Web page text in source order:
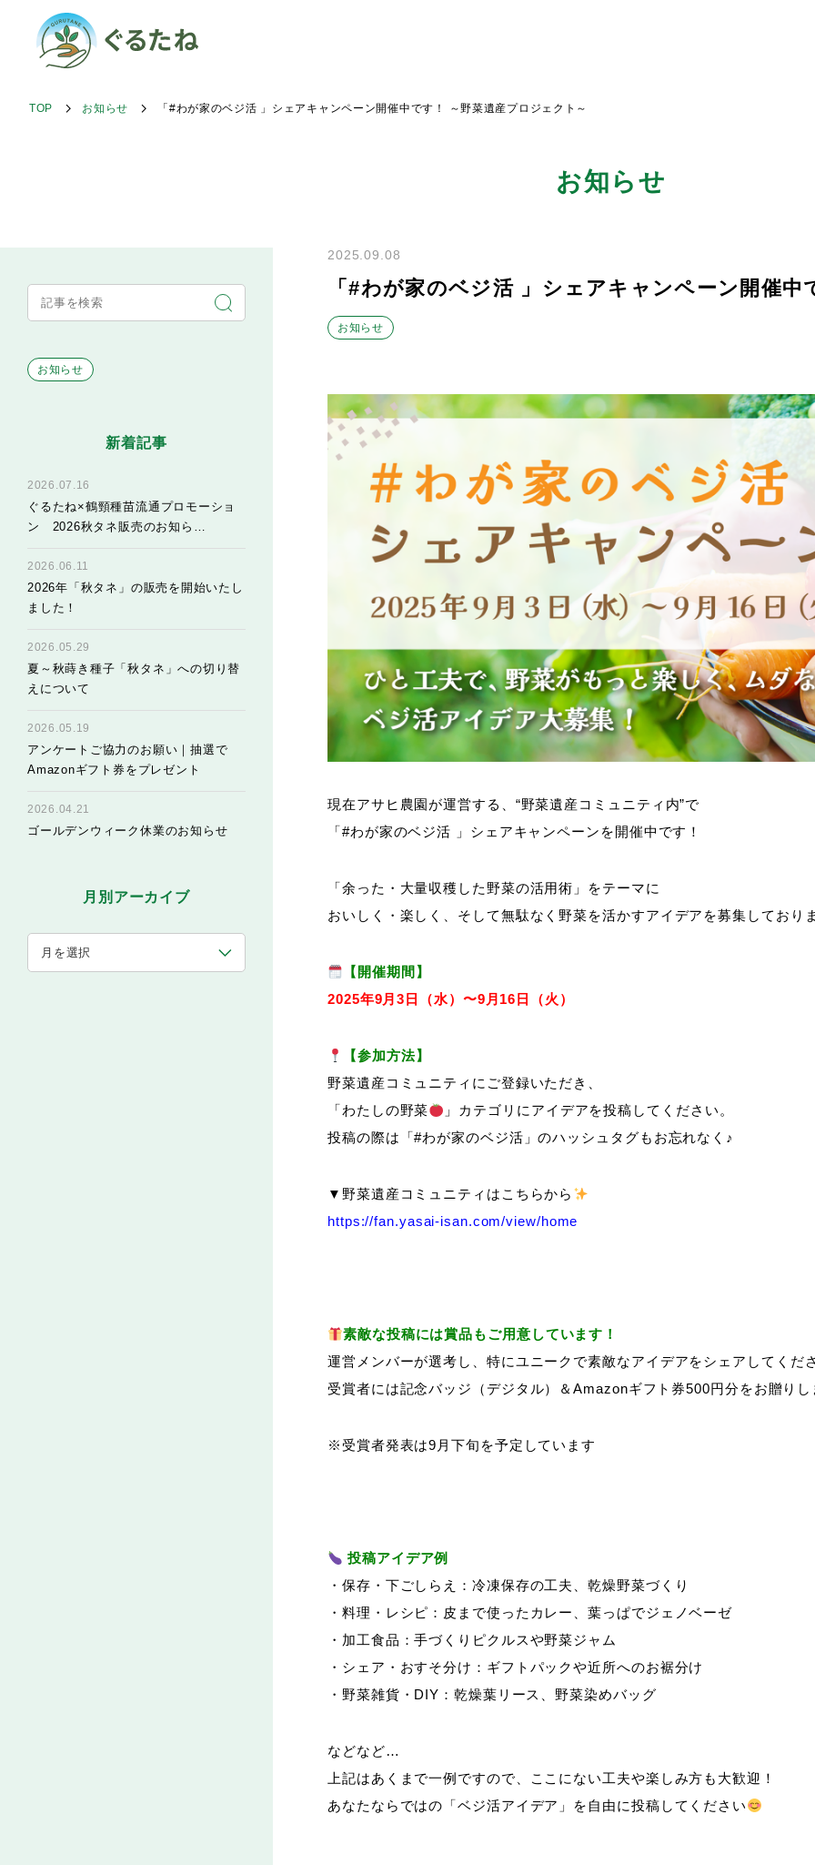
TOP お知らせ 「#わが家のベジ活 」シェアキャンペーン開催中です！ ～野菜遺産プロジェクト～
お知らせ
お知らせ
新着記事
2026.07.16
ぐるたね×鶴頸種苗流通プロモーショ
ン 2026秋タネ販売のお知ら…
2026.06.11
2026年「秋タネ」の販売を開始いたし
ました！
2026.05.29
夏～秋蒔き種子「秋タネ」への切り替
えについて
2026.05.19
アンケートご協力のお願い｜抽選で
Amazonギフト券をプレゼント
2026.04.21
ゴールデンウィーク休業のお知らせ
月別アーカイブ
2025.09.08
「#わが家のベジ活 」シェアキャンペーン開催
お知らせ
現在アサヒ農園が運営する、“野菜遺産コミュニティ内”で
「#わが家のベジ活 」シェアキャンペーンを開催中です！
「余った・大量収穫した野菜の活用術」をテーマに
おいしく・楽しく、そして無駄なく野菜を活かすアイデアを募集しており
【開催期間】
2025年9月3日（水）〜9月16日（火）
【参加方法】
野菜遺産コミュニティにご登録いただき、
「わたしの野菜
」カテゴリにアイデアを投稿してください。
投稿の際は「#わが家のベジ活」のハッシュタグもお忘れなく♪
▼野菜遺産コミュニティはこちらから
https://fan.yasai-isan.com/view/home
素敵な投稿には賞品もご用意しています！
運営メンバーが選考し、特にユニークで素敵なアイデアをシェアしてくだ
受賞者には記念バッジ（デジタル）＆Amazonギフト券500円分をお贈りし
※受賞者発表は9月下旬を予定しています
投稿アイデア例
・保存・下ごしらえ：冷凍保存の工夫、乾燥野菜づくり
・料理・レシピ：皮まで使ったカレー、葉っぱでジェノベーゼ
・加工食品：手づくりピクルスや野菜ジャム
・シェア・おすそ分け：ギフトパックや近所へのお裾分け
・野菜雑貨・DIY：乾燥葉リース、野菜染めバッグ
などなど…
上記はあくまで一例ですので、ここにない工夫や楽しみ方も大歓迎！
あなたならではの「ベジ活アイデア」を自由に投稿してください